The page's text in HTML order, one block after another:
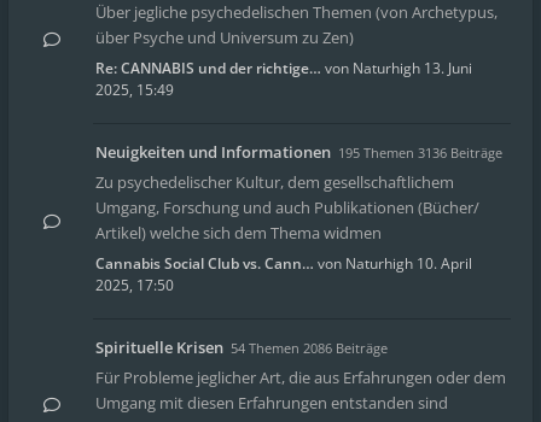
Über jegliche psychedelischen Themen (von Archetypus,
über Psyche und Universum zu Zen)
Re: CANNABIS und der richtige… von Naturhigh 13. Juni
2025, 15:49
Neuigkeiten und Informationen 195 Themen 3136 Beiträge
Zu psychedelischer Kultur, dem gesellschaftlichem
Umgang, Forschung und auch Publikationen (Bücher/
Artikel) welche sich dem Thema widmen
Cannabis Social Club vs. Cann… von Naturhigh 10. April
2025, 17:50
Spirituelle Krisen 54 Themen 2086 Beiträge
Für Probleme jeglicher Art, die aus Erfahrungen oder dem
Umgang mit diesen Erfahrungen entstanden sind